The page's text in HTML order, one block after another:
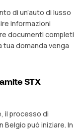
di un’auto di lusso
informazioni
documenti completi
tua domanda venga
STX
il processo di
Belgio può iniziare. In